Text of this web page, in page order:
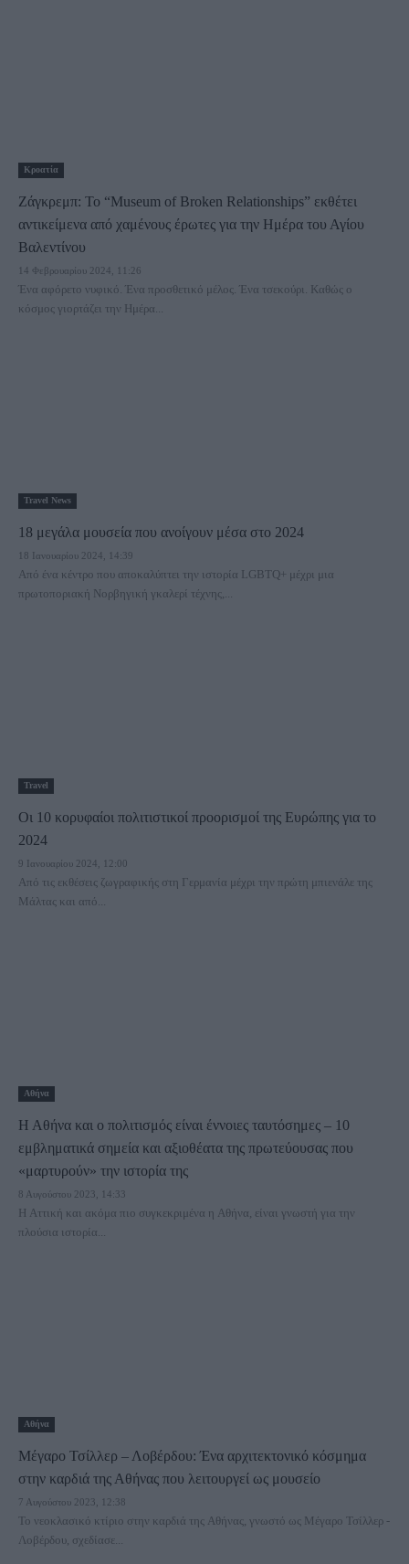
Κροατία
Ζάγκρεμπ: Το “Museum of Broken Relationships” εκθέτει
αντικείμενα από χαμένους έρωτες για την Ημέρα του Αγίου
Βαλεντίνου
14 Φεβρουαρίου 2024, 11:26
Ένα αφόρετο νυφικό. Ένα προσθετικό μέλος. Ένα τσεκούρι. Καθώς ο
κόσμος γιορτάζει την Ημέρα...
Travel News
18 μεγάλα μουσεία που ανοίγουν μέσα στο 2024
18 Ιανουαρίου 2024, 14:39
Από ένα κέντρο που αποκαλύπτει την ιστορία LGBTQ+ μέχρι μια
πρωτοποριακή Νορβηγική γκαλερί τέχνης,...
Travel
Οι 10 κορυφαίοι πολιτιστικοί προορισμοί της Ευρώπης για το
2024
9 Ιανουαρίου 2024, 12:00
Από τις εκθέσεις ζωγραφικής στη Γερμανία μέχρι την πρώτη μπιενάλε της
Μάλτας και από...
Αθήνα
Η Αθήνα και ο πολιτισμός είναι έννοιες ταυτόσημες – 10
εμβληματικά σημεία και αξιοθέατα της πρωτεύουσας που
«μαρτυρούν» την ιστορία της
8 Αυγούστου 2023, 14:33
Η Αττική και ακόμα πιο συγκεκριμένα η Αθήνα, είναι γνωστή για την
πλούσια ιστορία...
Αθήνα
Μέγαρο Τσίλλερ – Λοβέρδου: Ένα αρχιτεκτονικό κόσμημα
στην καρδιά της Αθήνας που λειτουργεί ως μουσείο
7 Αυγούστου 2023, 12:38
Το νεοκλασικό κτίριο στην καρδιά της Αθήνας, γνωστό ως Μέγαρο Τσίλλερ -
Λοβέρδου, σχεδίασε...